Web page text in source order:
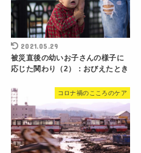
2021.05.29
被災直後の幼いお子さんの様子に
応じた関わり（2）：おびえたとき
コロナ禍のこころのケア